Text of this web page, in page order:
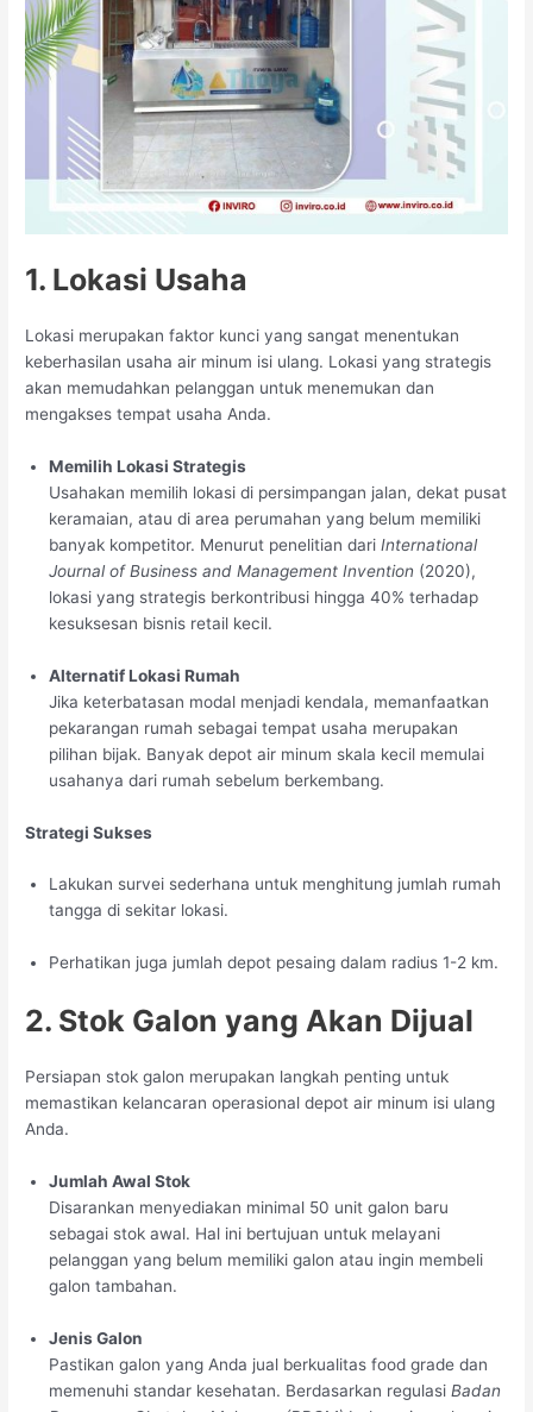
1. Lokasi Usaha
Lokasi merupakan faktor kunci yang sangat menentukan
keberhasilan usaha air minum isi ulang. Lokasi yang strategis
akan memudahkan pelanggan untuk menemukan dan
mengakses tempat usaha Anda.
Memilih Lokasi Strategis
Usahakan memilih lokasi di persimpangan jalan, dekat pusat
keramaian, atau di area perumahan yang belum memiliki
banyak kompetitor. Menurut penelitian dariInternational
Journal of Business and Management Invention (2020),
lokasi yang strategis berkontribusi hingga 40% terhadap
kesuksesan bisnis retail kecil.
Alternatif Lokasi Rumah
Jika keterbatasan modal menjadi kendala, memanfaatkan
pekarangan rumah sebagai tempat usaha merupakan
pilihan bijak. Banyak depot air minum skala kecil memulai
usahanya dari rumah sebelum berkembang.
Strategi Sukses
Lakukan survei sederhana untuk menghitung jumlah rumah
tangga di sekitar lokasi.
Perhatikan juga jumlah depot pesaing dalam radius 1-2 km.
2. Stok Galon yang Akan Dijual
Persiapan stok galon merupakan langkah penting untuk
memastikan kelancaran operasional depot air minum isi ulang
Anda.
Jumlah Awal Stok
Disarankan menyediakan minimal 50 unit galon baru
sebagai stok awal. Hal ini bertujuan untuk melayani
pelanggan yang belum memiliki galon atau ingin membeli
galon tambahan.
Jenis Galon
Pastikan galon yang Anda jual berkualitas food grade dan
memenuhi standar kesehatan. Berdasarkan regulasiBadan